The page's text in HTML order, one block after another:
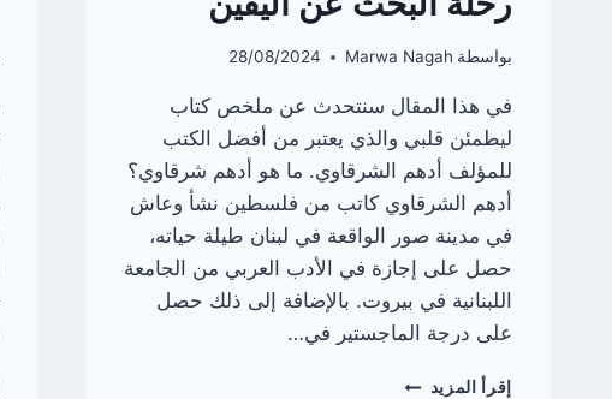
بواسطة Marwa Nagah
28/08/2024
في هذا المقال سنتحدث عن ملخص كتاب
ليطمئن قلبي والذي يعتبر من أفضل الكتب
للمؤلف أدهم الشرقاوي. ما هو أدهم شرقاوي؟
أدهم الشرقاوي كاتب من فلسطين نشأ وعاش
في مدينة صور الواقعة في لبنان طيلة حياته،
حصل على إجازة في الأدب العربي من الجامعة
اللبنانية في بيروت. بالإضافة إلى ذلك حصل
على درجة الماجستير في…
إقرأ المزيد ملخص